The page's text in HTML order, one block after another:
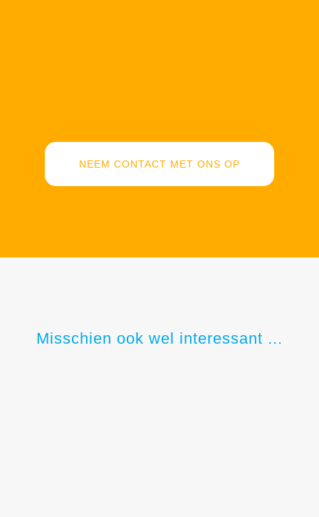
NEEM CONTACT MET ONS OP
Misschien ook wel interessant ...